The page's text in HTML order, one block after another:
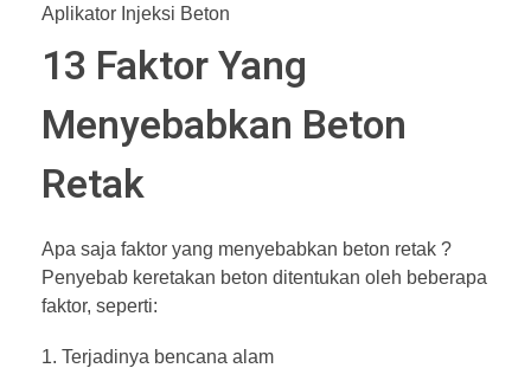
Aplikator Injeksi Beton
13 Faktor Yang
Menyebabkan Beton
Retak
Apa saja faktor yang menyebabkan beton retak ?
Penyebab keretakan beton ditentukan oleh beberapa
faktor, seperti:
Terjadinya bencana alam